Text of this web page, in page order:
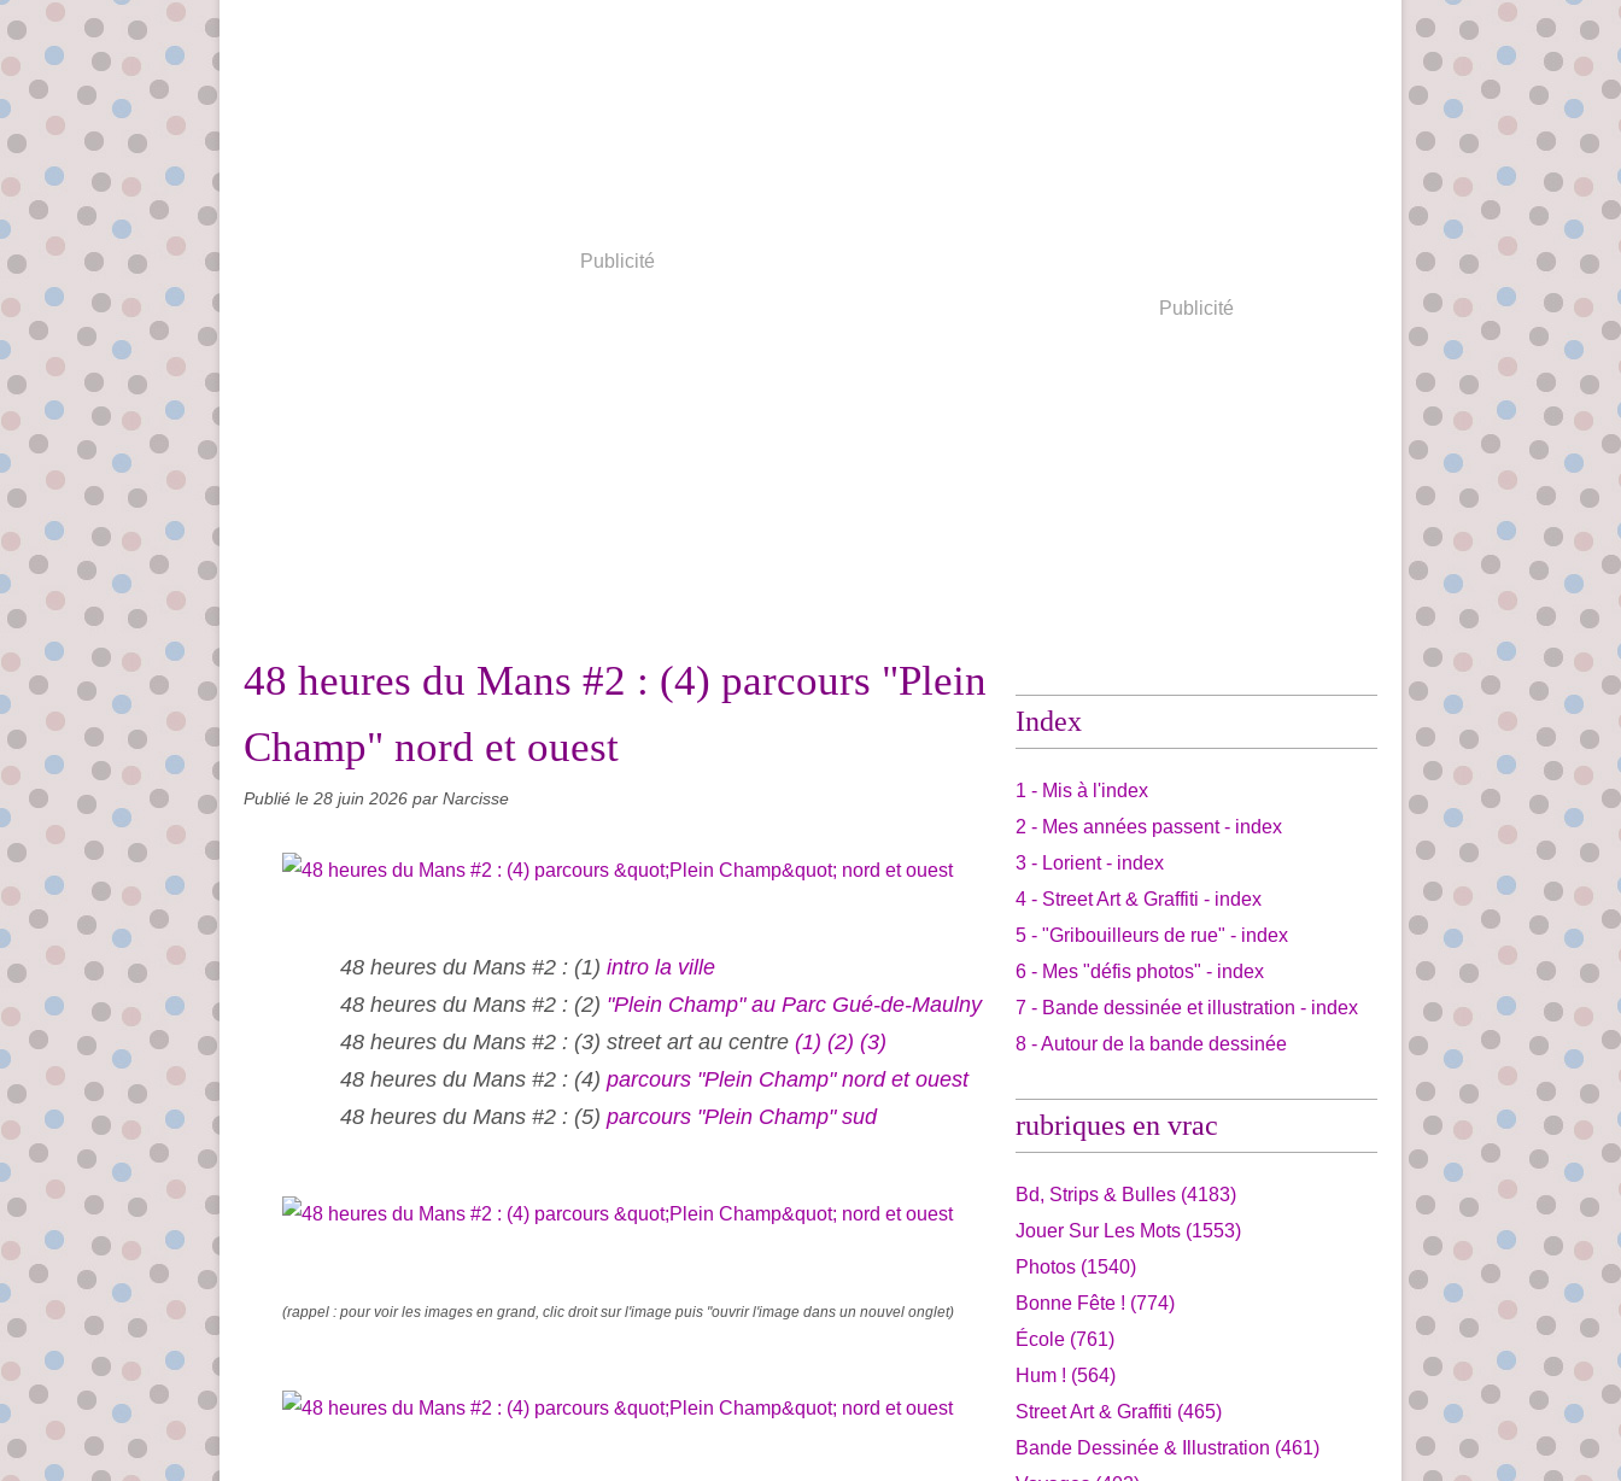
Publicité
48 heures du Mans #2 : (4) parcours "Plein
Champ" nord et ouest
Publié le 28 juin 2026 par Narcisse
48 heures du Mans #2 : (1) intro la ville
48 heures du Mans #2 : (2) "Plein Champ" au Parc Gué-de-Maulny
48 heures du Mans #2 : (3) street art au centre (1) (2) (3)
48 heures du Mans #2 : (4) parcours "Plein Champ" nord et ouest
48 heures du Mans #2 : (5) parcours "Plein Champ" sud
(rappel : pour voir les images en grand, clic droit sur l'image puis "ouvrir l'image dans un nouvel onglet)
Publicité
Index
1 - Mis à l'index
2 - Mes années passent - index
3 - Lorient - index
4 - Street Art & Graffiti - index
5 - "Gribouilleurs de rue" - index
6 - Mes "défis photos" - index
7 - Bande dessinée et illustration - index
8 - Autour de la bande dessinée
rubriques en vrac
Bd, Strips & Bulles (4183)
Jouer Sur Les Mots (1553)
Photos (1540)
Bonne Fête ! (774)
École (761)
Hum ! (564)
Street Art & Graffiti (465)
Bande Dessinée & Illustration (461)